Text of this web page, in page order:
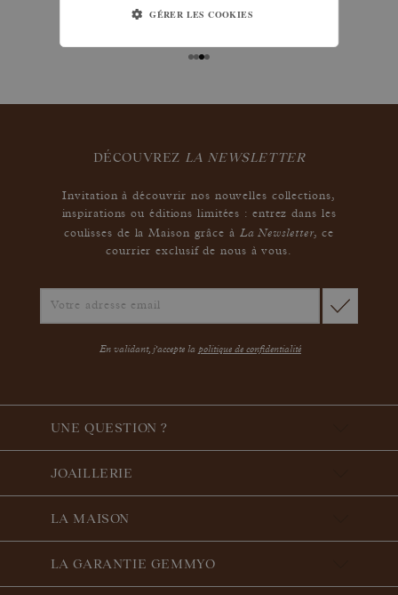
sous 30 jours après réception, y compris pour les
DÉCOUVREZ LA NEWSLETTER
Invitation à découvrir nos nouvelles collections,
inspirations ou éditions limitées : entrez dans les
coulisses de la Maison grâce à La Newsletter,ce
courrier exclusif de nous à vous.
En validant, j'accepte la politique de confidentialité
UNE QUESTION ?
JOAILLERIE
LA MAISON
LA GARANTIE GEMMYO
GÉRER LES COOKIES